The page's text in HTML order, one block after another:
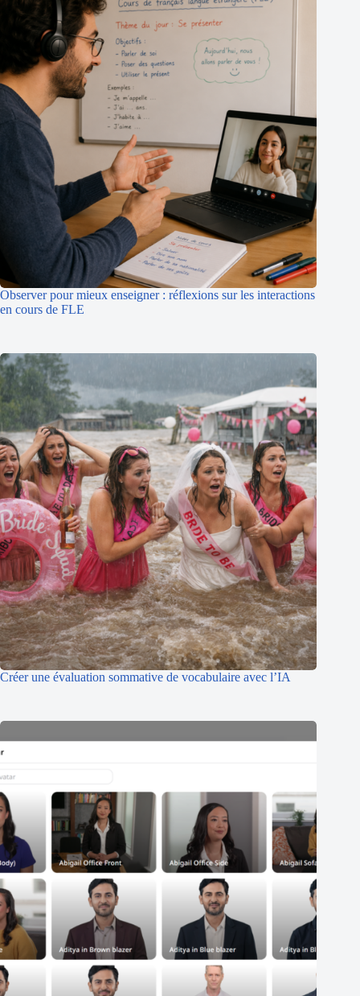
Observer pour mieux enseigner : réflexions sur les interactions
en cours de FLE
Créer une évaluation sommative de vocabulaire avec l’IA